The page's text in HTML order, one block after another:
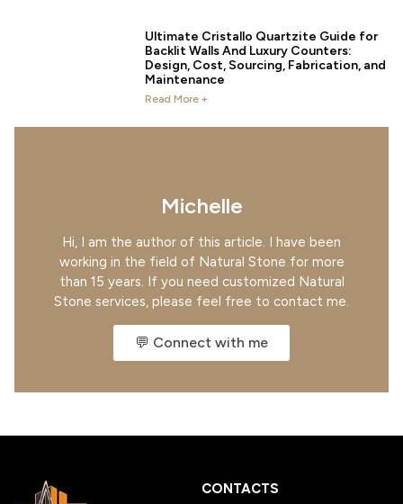
Ultimate Cristallo Quartzite Guide for
Backlit Walls And Luxury Counters:
Design, Cost, Sourcing, Fabrication, and
Maintenance
Read More +
Michelle
Hi, I am the author of this article. I have been
working in the field of Natural Stone for more
than 15 years. If you need customized Natural
Stone services, please feel free to contact me.
💬 Connect with me
CONTACTS